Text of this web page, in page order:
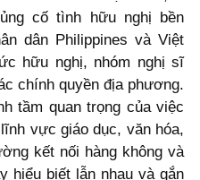
cố tình hữu nghị bền
dân Philippines và Việt
hữu nghị, nhóm nghị sĩ
chính quyền địa phương.
tầm quan trọng của việc
vực giáo dục, văn hóa,
kết nối hàng không và
hiểu biết lẫn nhau và gắn